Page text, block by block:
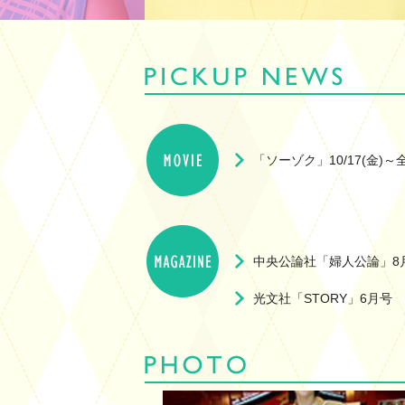
「 ソーゾク 」10/17(金)～
中央公論社「婦人公論」8
光文社「STORY」6月号